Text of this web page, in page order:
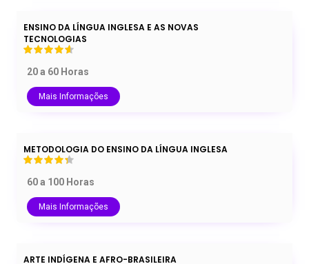
ENSINO DA LÍNGUA INGLESA E AS NOVAS
TECNOLOGIAS
20 a 60 Horas
Mais Informações
METODOLOGIA DO ENSINO DA LÍNGUA INGLESA
60 a 100 Horas
Mais Informações
ARTE INDÍGENA E AFRO-BRASILEIRA